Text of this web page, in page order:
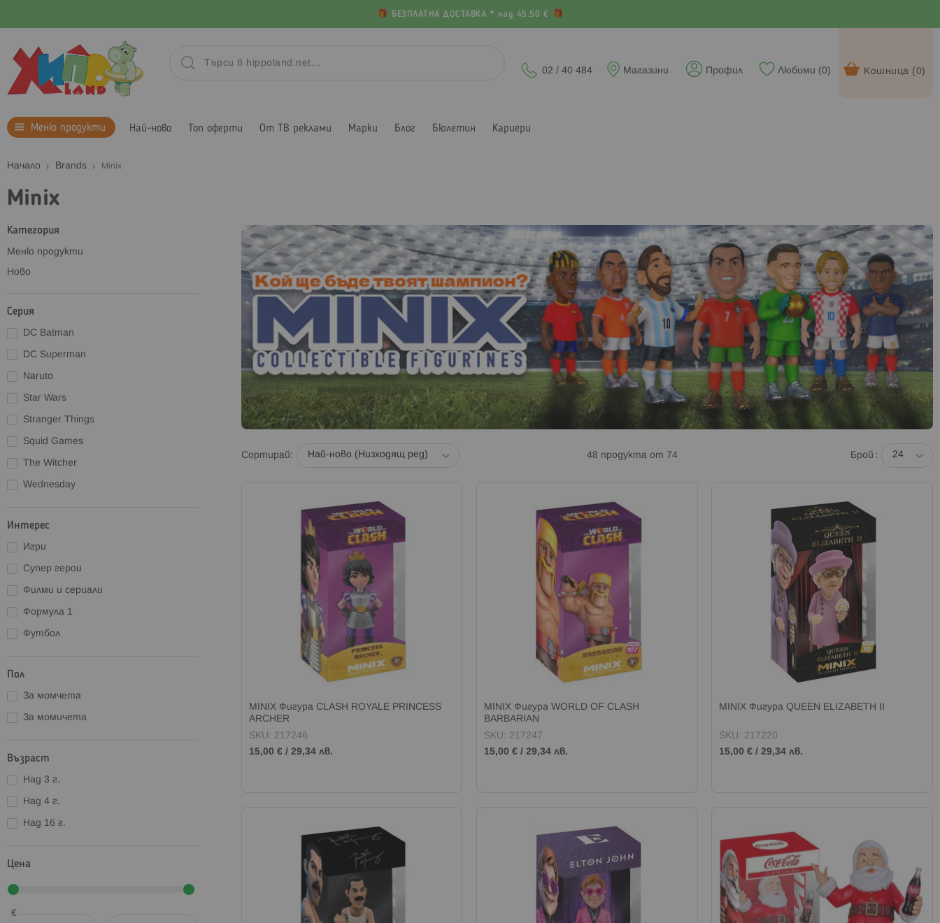
БЕЗПЛАТНА ДОСТАВКА * над 45.50 €
Кошница (0)
Любими (0)
Профил
Магазини
02 / 40 484
Меню продукти Най-ново Топ оферти От ТВ реклами Марки Блог Бюлетин Кариери
Начало Brands Minix
Minix
Сортирай Брой
48 продукта от 74
MINIX Фигура CLASH ROYALE PRINCESS
ARCHER
SKU: 217246
15,00 € / 29,34 лв.
MINIX Фигура WORLD OF CLASH
BARBARIAN
SKU: 217247
15,00 € /29,34 лв.
MINIX Фигура QUEEN ELIZABETH II
SKU: 217220
15,00 € /29,34 лв.
Категория
Меню продукти
Ново
Серия
DC Batman
DC Superman
Naruto
Star Wars
Stranger Things
Squid Games
The Witcher
Wednesday
Интерес
Игри
Супер герои
Филми и сериали
Формула 1
Футбол
Пол
За момчета
За момичета
Възраст
Над 3 г.
Над 4 г.
Над 16 г.
Цена
€